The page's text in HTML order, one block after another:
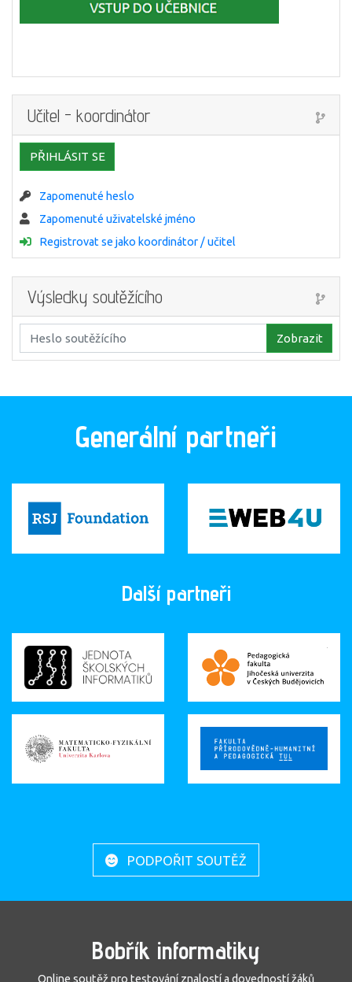
Učitel - koordinátor
PŘIHLÁSIT SE
Zapomenuté heslo
Zapomenuté uživatelské jméno
Registrovat se jako koordinátor / učitel
Výsledky soutěžícího
Zobrazit
Generální partneři
Další partneři
PODPOŘIT SOUTĚŽ
Bobřík informatiky
Online soutěž pro testování znalostí a dovedností žáků